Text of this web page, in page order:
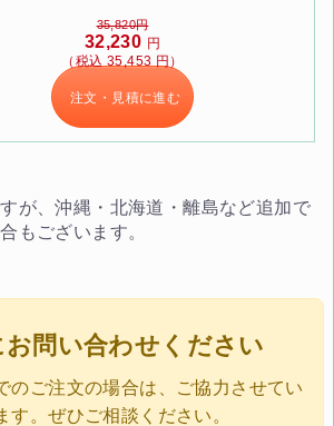
35,820円
32,230 円
（税込 35,453 円）
注文・見積に進む
が、沖縄・北海道・離島など追加で
もございます。
お問い合わせください
のご注文の場合は、ご協力させてい
す。ぜひご相談ください。